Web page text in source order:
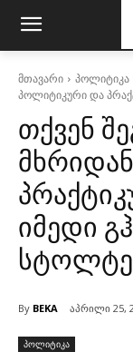
მთავარი პოლიტიკა
პოლიტიკური და
თქვენ
იმედი
By BEKA აპრილი 25,
პოლიტიკა